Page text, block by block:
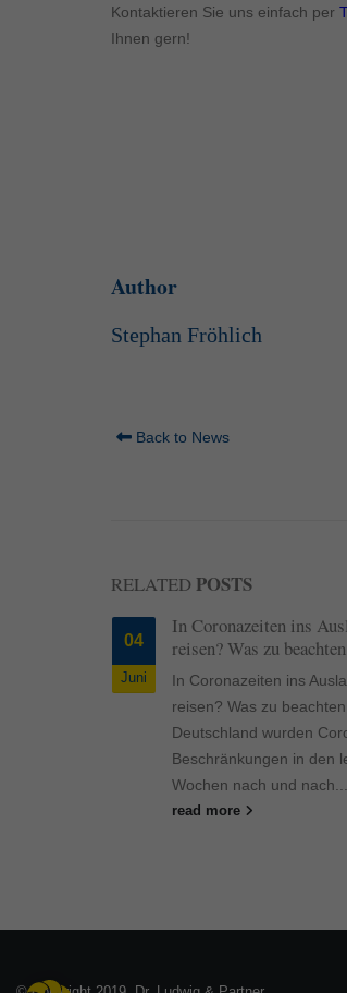
Kontaktieren Sie uns einfach per
Ihnen gern!
Author
Stephan Fröhlich
Back to News
RELATED POSTS
04
Juni
In Coronazeiten ins
reisen? Was zu
In Coronazeiten ins
reisen? Was zu
Deutschland wurden
Beschränkungen in den
Wochen nach und nach...
read more